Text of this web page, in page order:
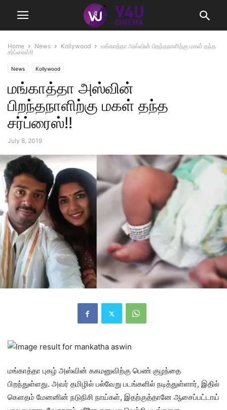
Home News Kollywood
மங்காத்தா அஸ்வின் பிறந்தநாளிற்கு மகள் தந்த
சர்ப்ரைஸ்!!
News Kollywood
மங்காத்தா அஸ்வின்
பிறந்தநாளிற்கு மகள் தந்த
சர்ப்ரைஸ்!!
July 8, 2019
மங்காத்தா புகழ் அஸ்வின் ககமனுவிற்கு பெண் குழந்தை
பிறந்துள்ளது. அவர் தமிழில் பல்வேறு படங்களில் நடித்துள்ளார், இதில்
கௌதம் மேனனின் நடுநிசி நாய்கள், இதற்குத்தானே ஆசைப்பட்டாய்